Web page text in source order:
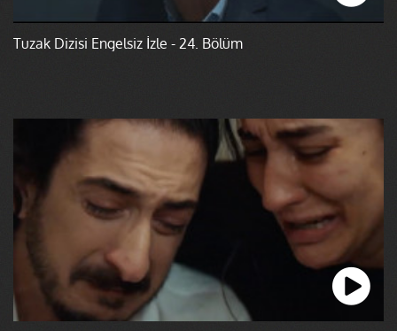
Tuzak Dizisi Engelsiz İzle - 24. Bölüm